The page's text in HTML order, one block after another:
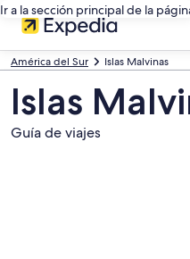
Ir a la sección principal de la
América del Sur Islas Malvinas
Islas
Guía de viajes